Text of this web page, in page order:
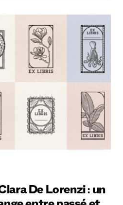
De Lorenzi : un